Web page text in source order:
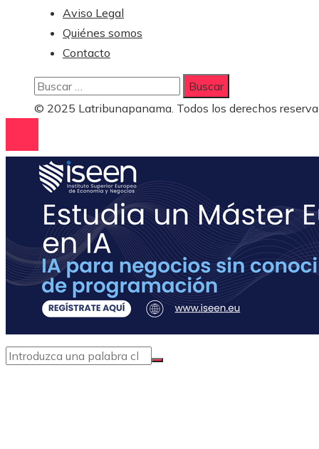
Aviso Legal
Quiénes somos
Contacto
Buscar:
© 2025 Latribunapanama. Todos los derechos